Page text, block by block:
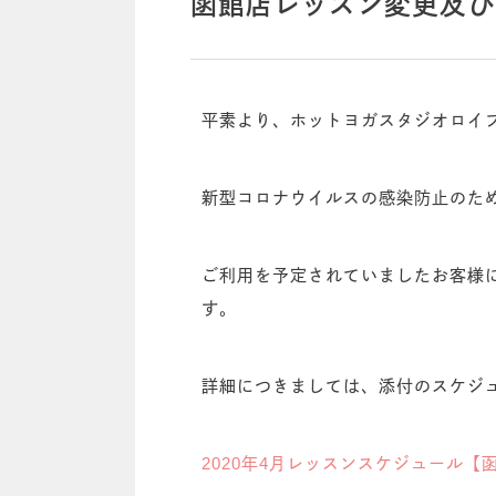
平素より、ホットヨガスタジオロイ
新型コロナウイルスの感染防止のた
ご利用を予定されていましたお客
す。
詳細につきましては、添付のスケジ
2020年4月レッスンスケジュール【